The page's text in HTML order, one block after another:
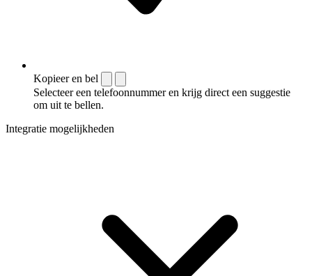
Kopieer en bel
Selecteer een telefoonnummer en krijg direct een suggestie
om uit te bellen.
Integratie mogelijkheden